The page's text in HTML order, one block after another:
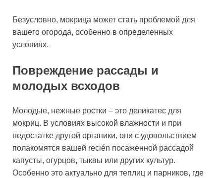
Безусловно, мокрица может стать проблемой для
вашего огорода, особенно в определенных
условиях.
Повреждение рассады и
молодых всходов
Молодые, нежные ростки – это деликатес для
мокриц. В условиях высокой влажности и при
недостатке другой органики, они с удовольствием
полакомятся вашей recién посаженной рассадой
капусты, огурцов, тыквы или других культур.
Особенно это актуально для теплиц и парников, где